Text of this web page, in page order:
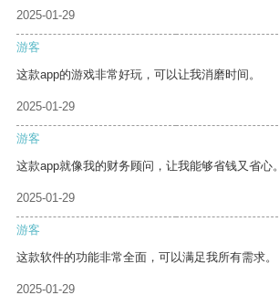
2025-01-29
游客
这款app的游戏非常好玩，可以让我消磨时间。
2025-01-29
游客
这款app就像我的财务顾问，让我能够省钱又省心。
2025-01-29
游客
这款软件的功能非常全面，可以满足我所有需求。
2025-01-29